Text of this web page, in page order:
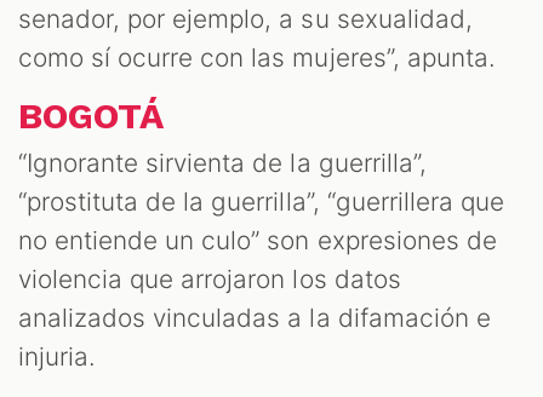
senador, por ejemplo, a su sexualidad,
como sí ocurre con las mujeres”, apunta.
BOGOTÁ
“Ignorante sirvienta de la guerrilla”,
“prostituta de la guerrilla”, “guerrillera que
no entiende un culo” son expresiones de
violencia que arrojaron los datos
analizados vinculadas a la difamación e
injuria.